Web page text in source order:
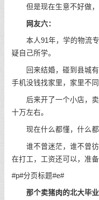
但是现在生意不好做，
网友六：
本人91年，学的物流专
疑自己所学。
回来结婚，碰到县城有
手机没钱找家里，家里不
后来开了一个小店，卖
十万左右。
现在什么都懂，什么都
谁不曾迷茫，谁不曾彷
在打工，工资还可以，准
#p#分页标题#e#
那个卖猪肉的北大毕